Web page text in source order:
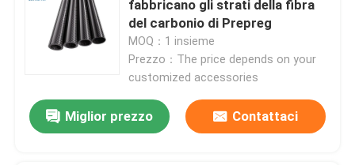
fabbricano gli strati della fibra
del carbonio di Prepreg
MOQ：1 insieme
Prezzo：The price depends on your
customized accessories
Miglior prezzo Contattaci